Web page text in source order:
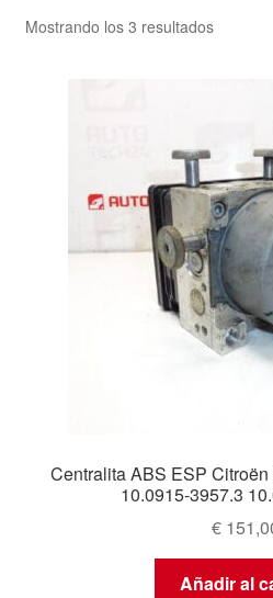
Política de privacidad
Procedimiento de Reclamación
Transporte
Mostrando los 3 resultadosOrdenado
Centralita ABS ESP
10.0915-3957.3
€
Añadir al